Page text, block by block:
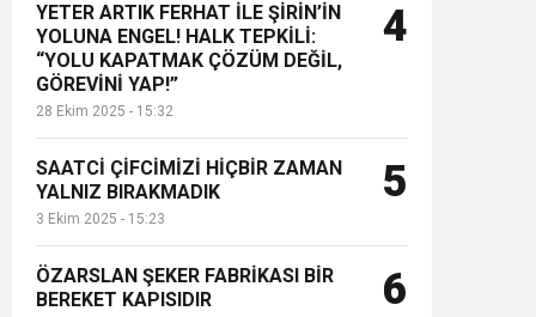
YETER ARTIK FERHAT İLE ŞİRİN’İN
YOLUNA ENGEL! HALK TEPKİLİ:
“YOLU KAPATMAK ÇÖZÜM DEĞİL,
GÖREVİNİ YAP!”
28 Ekim 2025 - 15:32
4
SAATCİ ÇİFCİMİZİ HİÇBİR ZAMAN
YALNIZ BIRAKMADIK
3 Ekim 2025 - 15:23
5
ÖZARSLAN ŞEKER FABRİKASI BİR
BEREKET KAPISIDIR
6